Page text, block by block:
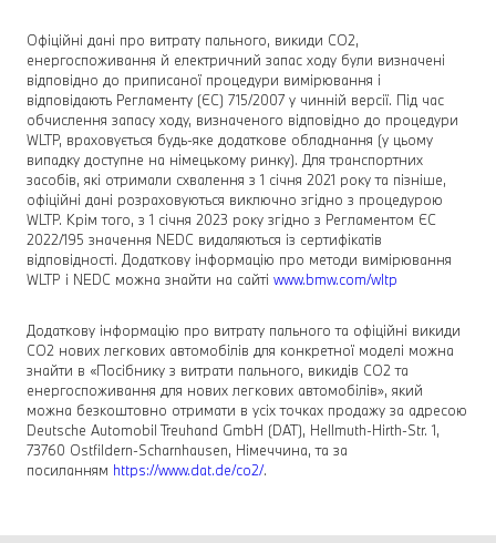
Офіційні дані про витрату пального, викиди CO2,
енергоспоживання й електричний запас ходу були визначені
відповідно до приписаної процедури вимірювання і
відповідають Регламенту (ЄС) 715/2007 у чинній версії. Під час
обчислення запасу ходу, визначеного відповідно до процедури
WLTP, враховується будь-яке додаткове обладнання (у цьому
випадку доступне на німецькому ринку). Для транспортних
засобів, які отримали схвалення з 1 січня 2021 року та пізніше,
офіційні дані розраховуються виключно згідно з процедурою
WLTP. Крім того, з 1 січня 2023 року згідно з Регламентом ЄС
2022/195 значення NEDC видаляються із сертифікатів
відповідності. Додаткову інформацію про методи вимірювання
WLTP і NEDC можна знайти на сайті www.bmw.com/wltp
Додаткову інформацію про витрату пального та офіційні викиди
CO2 нових легкових автомобілів для конкретної моделі можна
знайти в «Посібнику з витрати пального, викидів CO2 та
енергоспоживання для нових легкових автомобілів», який
можна безкоштовно отримати в усіх точках продажу за адресою
Deutsche Automobil Treuhand GmbH (DAT), Hellmuth-Hirth-Str. 1,
73760 Ostfildern-Scharnhausen, Німеччина, та за
посиланням https://www.dat.de/co2/.